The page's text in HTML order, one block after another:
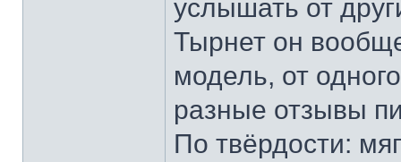
услышать от
Тырнет он
модель, от
разные отзывы
По твёрдости: